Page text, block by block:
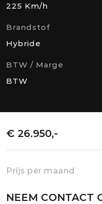
225 Km/h
Brandstof
Hybride
BTW / Marge
BTW
€ 26.950,-
Prijs per maand
NEEM CONTACT